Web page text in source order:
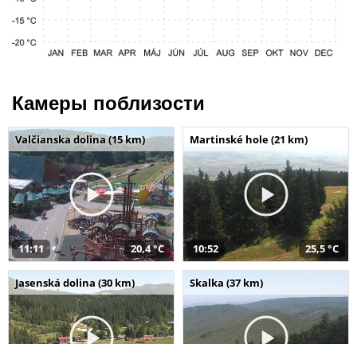
Камеры поблизости
Valčianska dolina (15 km)
11:11 20,4 °C
Martinské hole (21 km)
10:52 25,5 °C
Jasenská dolina (30 km) Skalka (37 km)